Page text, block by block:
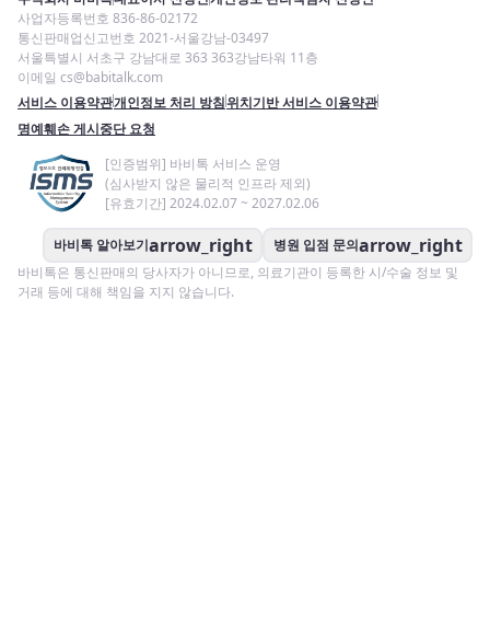
사업자등록번호 836-86-02172
통신판매업신고번호 2021-서울강남-03497
서울특별시 서초구 강남대로 363 363강남타워 11층
이메일 cs@babitalk.com
서비스 이용약관개인정보 처리 방침위치기반 서비스 이용약관
명예훼손 게시중단 요청
[인증범위] 바비톡 서비스 운영
(심사받지 않은 물리적 인프라 제외)
[유효기간] 2024.02.07 ~ 2027.02.06
바비톡 알아보기arrow_right 병원 입점 문의arrow_right
바비톡은 통신판매의 당사자가 아니므로, 의료기관이 등록한 시/수술 정보 및
거래 등에 대해 책임을 지지 않습니다.